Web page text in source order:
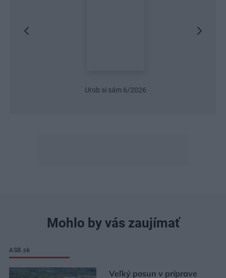
Urob si sám 6/2026
Mohlo by vás zaujímať
ASB.sk
Veľký posun v príprave